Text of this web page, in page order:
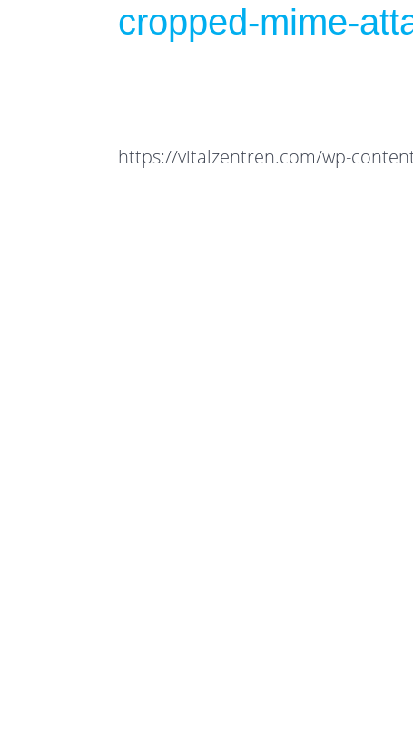
cropped-mime-
https://vitalzentren.com/wp-